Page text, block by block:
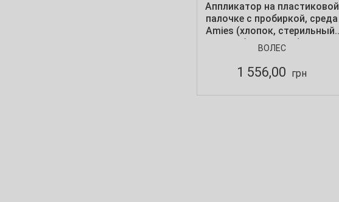
Аппликатор на пластиковой
палочке с пробиркой, среда
Amies (хлопок, стерильный)
(100 шт./уп.)
ВОЛЕС
1 556,00 грн